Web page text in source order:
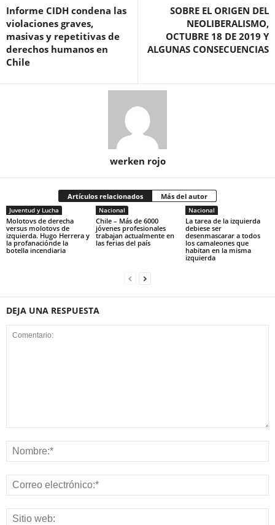
Informe CIDH condena las
violaciones graves,
masivas y repetitivas de
derechos humanos en
Chile
SOBRE EL ORIGEN DEL
NEOLIBERALISMO,
OCTUBRE 18 DE 2019 Y
ALGUNAS CONSECUENCIAS
werken rojo
Artículos relacionados Más del autor
Juventud y Lucha
Molotovs de derecha
versus molotovs de
izquierda. Hugo Herrera y
la profanaciónde la
botella incendiaria
Nacional
Chile – Más de 6000
jóvenes profesionales
trabajan actualmente en
las ferias del país
Nacional
La tarea de la izquierda
debiese ser
desenmascarar a todos
los camaleones que
habitan en la misma
izquierda
DEJA UNA RESPUESTA